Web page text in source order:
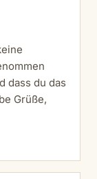
dass du das
Grüße,